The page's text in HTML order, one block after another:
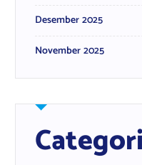
Desember 2025
November 2025